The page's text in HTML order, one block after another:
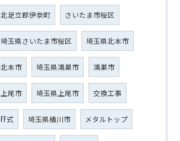
北足立郡伊奈町 さいたま市桜区
埼玉県さいたま市桜区 埼玉県北本市
北本市 埼玉県鴻巣市 鴻巣市
上尾市 埼玉県上尾市 交換工事
FF式 埼玉県桶川市 メタルトップ